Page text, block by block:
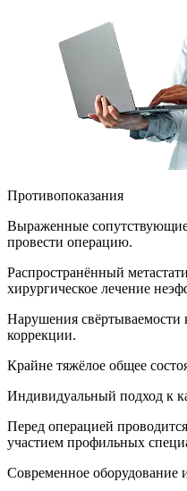
Противопоказания
Выраженные
провести операцию.
Распространённый
хирургическое лечение
Нарушения
коррекции.
Крайне тяжёлое общее
Индивидуальный подход к
Перед операцией
участием профильных
Современное оборудование